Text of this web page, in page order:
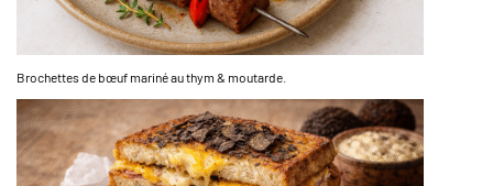
Brochettes de bœuf mariné au thym & moutarde.